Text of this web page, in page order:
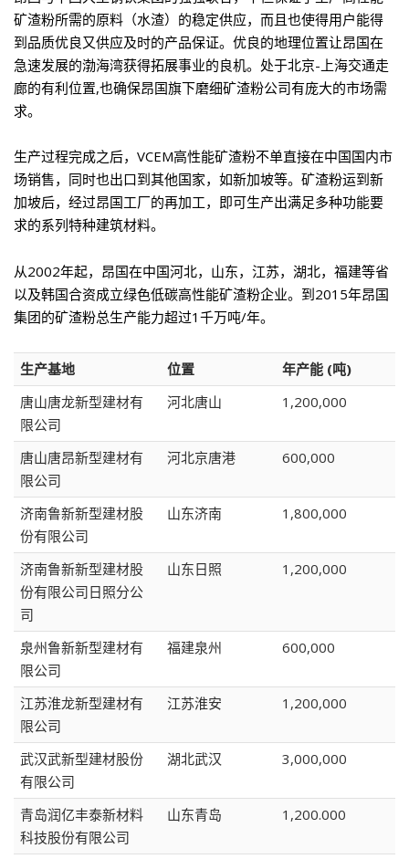
矿渣粉所需的原料（水渣）的稳定供应，而且也使得用户能得
到品质优良又供应及时的产品保证。优良的地理位置让昂国在
急速发展的渤海湾获得拓展事业的良机。处于北京-上海交通走
廊的有利位置,也确保昂国旗下磨细矿渣粉公司有庞大的市场需
求。
生产过程完成之后，VCEM高性能矿渣粉不单直接在中国国内市
场销售，同时也出口到其他国家，如新加坡等。矿渣粉运到新
加坡后，经过昂国工厂的再加工，即可生产出满足多种功能要
求的系列特种建筑材料。
从2002年起，昂国在中国河北，山东，江苏，湖北，福建等省
以及韩国合资成立绿色低碳高性能矿渣粉企业。到2015年昂国
集团的矿渣粉总生产能力超过1千万吨/年。
生产基地 位置
年产能 (吨)
唐山唐龙新型建材有
限公司
河北唐山 1,200,000
唐山唐昂新型建材有
限公司
河北京唐港 600,000
济南鲁新新型建材股
份有限公司
山东济南 1,800,000
济南鲁新新型建材股
份有限公司日照分公
司
山东日照 1,200,000
泉州鲁新新型建材有
限公司
福建泉州 600,000
江苏淮龙新型建材有
限公司
江苏淮安 1,200,000
武汉武新型建材股份
有限公司
湖北武汉 3,000,000
青岛润亿丰泰新材料
科技股份有限公司
山东青岛 1,200.000